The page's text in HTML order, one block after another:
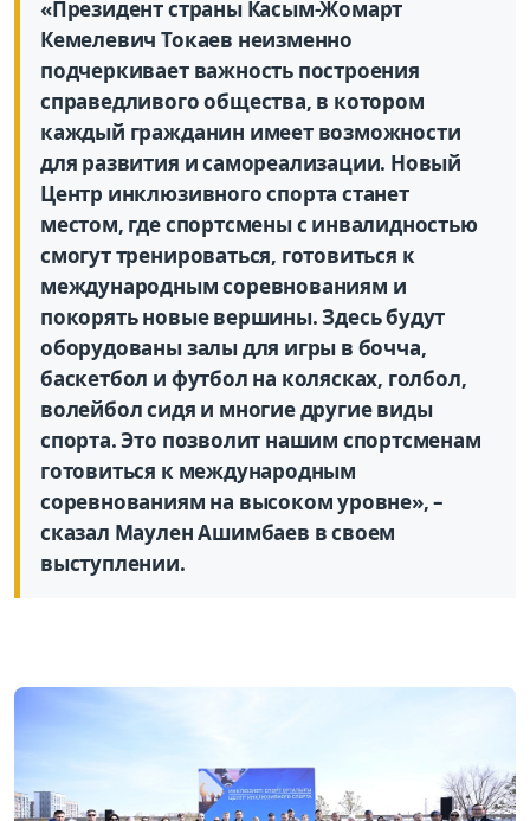
«Президент страны Касым-Жомарт
Кемелевич Токаев неизменно
подчеркивает важность построения
справедливого общества, в котором
каждый гражданин имеет возможности
для развития и самореализации. Новый
Центр инклюзивного спорта станет
местом, где спортсмены с инвалидностью
смогут тренироваться, готовиться к
международным соревнованиям и
покорять новые вершины. Здесь будут
оборудованы залы для игры в бочча,
баскетбол и футбол на колясках, голбол,
волейбол сидя и многие другие виды
спорта. Это позволит нашим спортсменам
готовиться к международным
соревнованиям на высоком уровне», –
сказал Маулен Ашимбаев в своем
выступлении.